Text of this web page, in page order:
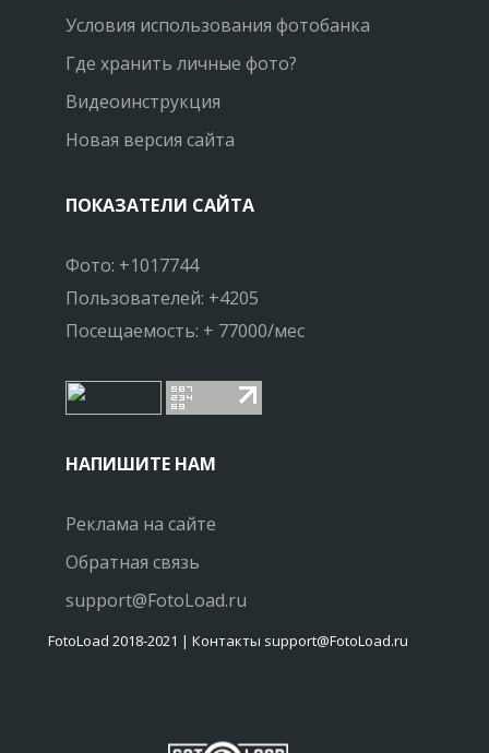
Условия использования фотобанка
Где хранить личные фото?
Видеоинструкция
Новая версия сайта
ПОКАЗАТЕЛИ САЙТА
Фото: +1017744
Пользователей: +4205
Посещаемость: + 77000/мес
НАПИШИТЕ НАМ
Реклама на сайте
Обратная связь
support@FotoLoad.ru
FotoLoad 2018-2021 | Контакты support@FotoLoad.ru